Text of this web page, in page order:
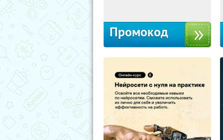
Промокод